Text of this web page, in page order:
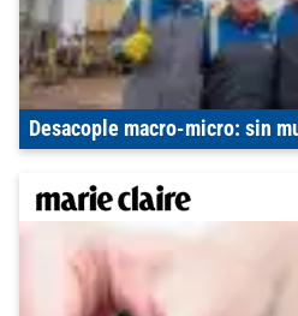
Desacople macro-micro: sin